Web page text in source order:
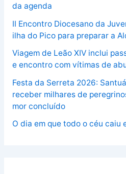
da agenda
II Encontro Diocesano da
ilha do Pico para preparar a
Viagem de Leão XIV inclui
e encontro com vítimas de
Festa da Serreta 2026:
receber milhares de
mor concluído
O dia em que todo o céu caiu